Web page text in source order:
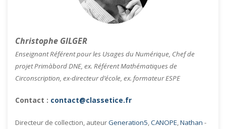
Christophe GILGER
Enseignant Référent pour les Usages du Numérique, Chef de
projet Primàbord DNE, ex. Référent Mathématiques de
Circonscription, ex-directeur d’école, ex. formateur ESPE
Contact : contact@classetice.fr
Directeur de collection, auteurGeneration5,CANOPE,Nathan -